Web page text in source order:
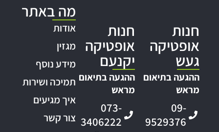
חנות
אופטיקה
געש
ההגעה בתיאום
מראש
09-
9529376
חנות
אופטיקה
יקנעם
ההגעה בתיאום
מראש
073-
3406222
מה באתר
אודות
מגזין
מידע נוסף
תמיכה ושירות
איך מגיעים
צור קשר